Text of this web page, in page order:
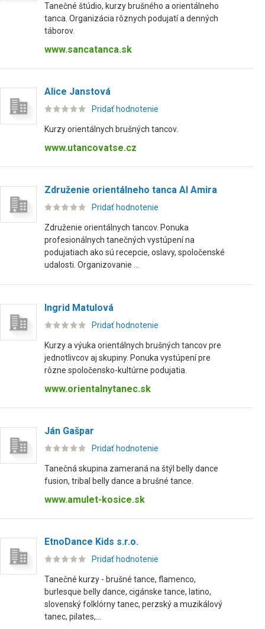
Tanečné štúdio, kurzy brušného a orientálneho
tanca. Organizácia rôznych podujatí a denných
táborov.
www.sancatanca.sk
Alice Janstová
Pridať hodnotenie
Kurzy orientálnych brušných tancov.
www.utancovatse.cz
Združenie orientálneho tanca Al Amira
Pridať hodnotenie
Združenie orientálnych tancov. Ponuka
profesionálnych tanečných vystúpení na
podujatiach ako sú recepcie, oslavy, spoločenské
udalosti. Organizovanie ...
Ingrid Matulová
Pridať hodnotenie
Kurzy a výuka orientálnych brušných tancov pre
jednotlivcov aj skupiny. Ponuka vystúpení pre
rôzne spoločensko-kultúrne podujatia.
www.orientalnytanec.sk
Ján Gašpar
Pridať hodnotenie
Tanečná skupina zameraná na štýl belly dance
fusion, tribal belly dance a brušné tance.
www.amulet-kosice.sk
EtnoDance Kids s.r.o.
Pridať hodnotenie
Tanečné kurzy - brušné tance, flamenco,
burlesque belly dance, cigánske tance, latino,
slovenský folklórny tanec, perzský a muzikálový
tanec, pilates,...